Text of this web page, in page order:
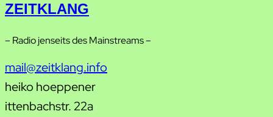
ZEITKLANG
– Radio jenseits des Mainstreams –
mail@zeitklang.info
heiko hoeppener
ittenbachstr. 22a